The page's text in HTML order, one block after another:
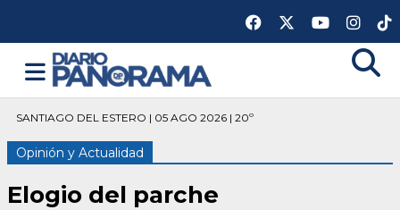
SANTIAGO DEL ESTERO | 05 AGO 2026 | 20º
Opinión y Actualidad
Elogio del parche